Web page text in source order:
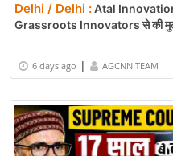
Delhi / Delhi :Atal Innovation
Grassroots Innovators से की
6 days ago | AGCNN TEAM